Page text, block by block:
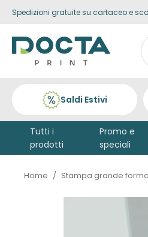
Skip to
Spedizioni gratuite su cartaceo e
Saldi Estivi
Tutti i
prodotti
Promo e
speciali
Home Stampa grande